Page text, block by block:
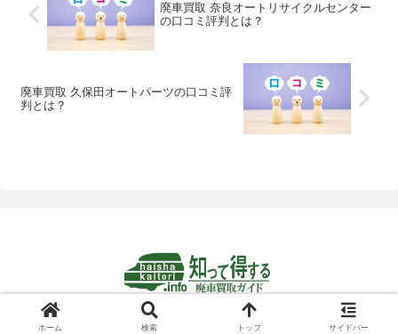
廃車買取 奈良オートリサイクルセンター
の口コミ評判とは？
廃車買取 久保田オートパーツの口コミ評
判とは？
© 2024-2026 知って得する廃車買取ガイド.
ホーム 検索 トップ サイドバー